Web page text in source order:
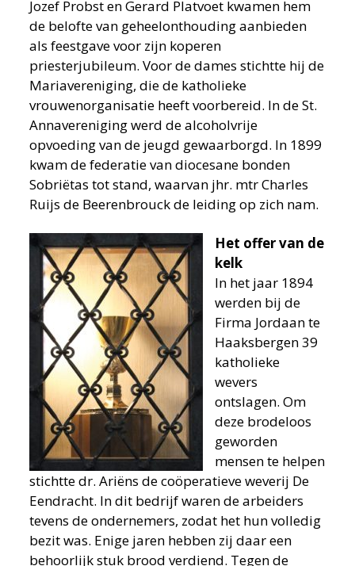
Jozef Probst en Gerard Platvoet kwamen hem
de belofte van geheelonthouding aanbieden
als feestgave voor zijn koperen
priesterjubileum. Voor de dames stichtte hij de
Mariavereniging, die de katholieke
vrouwenorganisatie heeft voorbereid. In de St.
Annavereniging werd de alcoholvrije
opvoeding van de jeugd gewaarborgd. In 1899
kwam de federatie van diocesane bonden
Sobriëtas tot stand, waarvan jhr. mtr Charles
Ruijs de Beerenbrouck de leiding op zich nam.
Het offer van de
kelk
In het jaar 1894
werden bij de
Firma Jordaan te
Haaksbergen 39
katholieke
wevers
ontslagen. Om
deze brodeloos
geworden
mensen te helpen
stichtte dr. Ariëns de coöperatieve weverij De
Eendracht. In dit bedrijf waren de arbeiders
tevens de ondernemers, zodat het hun volledig
bezit was. Enige jaren hebben zij daar een
behoorlijk stuk brood verdiend. Tegen de